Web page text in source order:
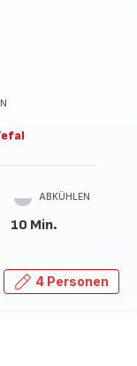
ABKÜHLEN
10 Min.
4 Personen